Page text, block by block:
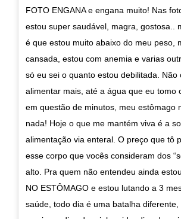
FOTO ENGANA e engana muito! Nas
estou super saudável, magra, gostosa..
é que estou muito abaixo do meu peso,
cansada, estou com anemia e varias
só eu sei o quanto estou debilitada. Não
alimentar mais, até a água que eu tomo
em questão de minutos, meu estômago
nada! Hoje o que me mantém viva é a
alimentação via enteral. O preço que tô
esse corpo que vocês consideram dos
alto. Pra quem não entendeu ainda
NO ESTÔMAGO e estou lutando a 3
saúde, todo dia é uma batalha diferente,